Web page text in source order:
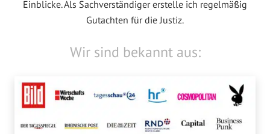
Einblicke. Als Sachverständiger erstelle ich regelmäßig
Gutachten für die Justiz.
Wir sind bekannt aus: